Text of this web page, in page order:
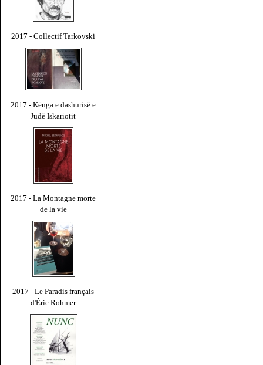
2017 - Collectif Tarkovski
2017 - Kënga e dashurisë e
Judë Iskariotit
2017 - La Montagne morte
de la vie
2017 - Le Paradis français
d'Éric Rohmer